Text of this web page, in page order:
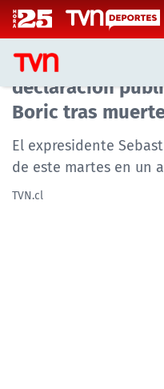
Click acá para ir
CASTING MASTERCHEF
CASTING TVN VERTICAL
TVN VERTICAL
"Nos conmueve
declaración
Boric tras
El expresidente
de este martes en un
TVN.cl